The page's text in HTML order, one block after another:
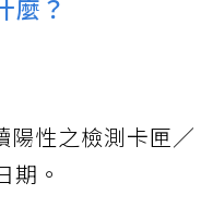
麼？
陽性之檢測卡匣／
期。